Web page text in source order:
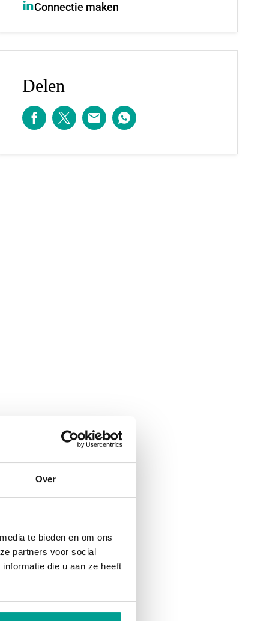
Over
te bieden en om ons
partners voor social
die u aan ze heeft
Connectie maken
Delen